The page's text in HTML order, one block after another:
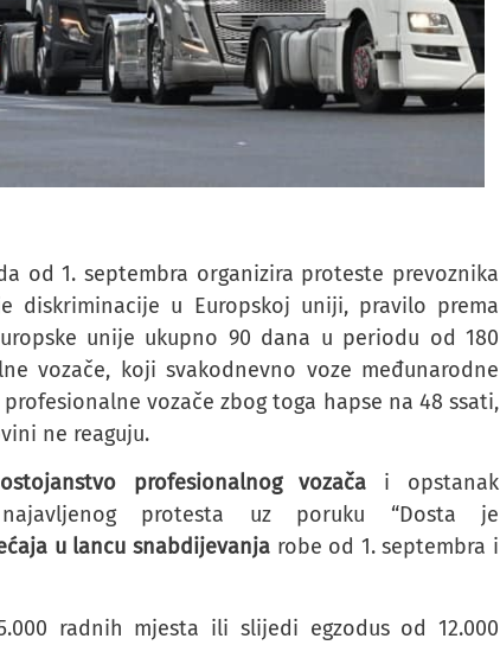
od 1. septembra organizira proteste prevoznika
diskriminacije u Europskoj uniji, pravilo prema
unije ukupno 90 dana u periodu od 180
vozače, koji svakodnevno voze međunarodne
vozače zbog toga hapse na 48 ssati,
ne reaguju.
profesionalnog vozača i opstanak
protesta uz poruku “Dosta je
u lancu snabdijevanja robe od 1. septembra i
radnih mjesta ili slijedi egzodus od 12.000